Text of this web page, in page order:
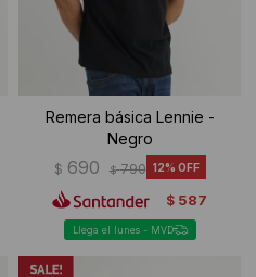
Remera básica Lennie -
Negro
$ 690 $ 790 12
$ 587
Llega el lunes - MVD